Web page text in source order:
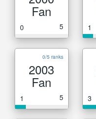
Fan
0 5 1
0/5 ranks
2003
Fan
1 5 3